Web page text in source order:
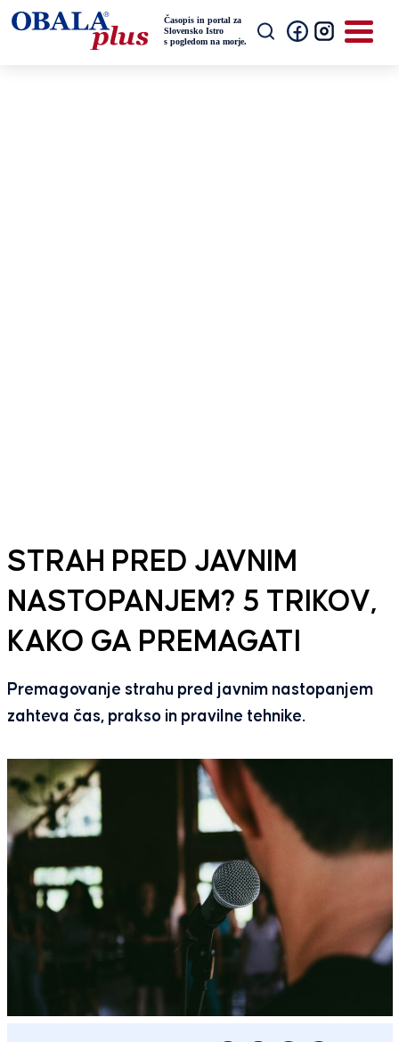
STRAH PRED JAVNIM
NASTOPANJEM? 5 TRIKOV,
KAKO GA PREMAGATI
Premagovanje strahu pred javnim nastopanjem
zahteva čas, prakso in pravilne tehnike.